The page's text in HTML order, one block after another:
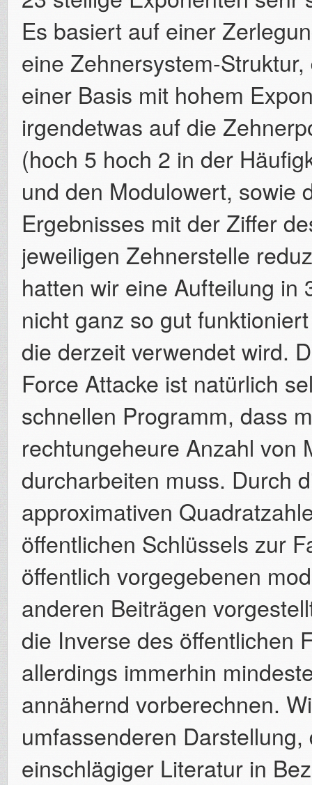
Es basiert auf einer
eine Zehnersystem-
einer Basis mit hohem
irgendetwas auf die
(hoch 5 hoch 2 in der
und den Modulowert, sowie
Ergebnisses mit der Ziffer
jeweiligen Zehnerstelle
hatten wir eine Aufteilung in
nicht ganz so gut
die derzeit verwendet wird.
Force Attacke ist natürlich
schnellen Programm, dass
rechtungeheure Anzahl von
durcharbeiten muss. Durch
approximativen
öffentlichen Schlüssels zur
öffentlich vorgegebenen
anderen Beiträgen
die Inverse des öffentlichen
allerdings immerhin
annähernd vorberechnen.
umfassenderen
einschlägiger Literatur in